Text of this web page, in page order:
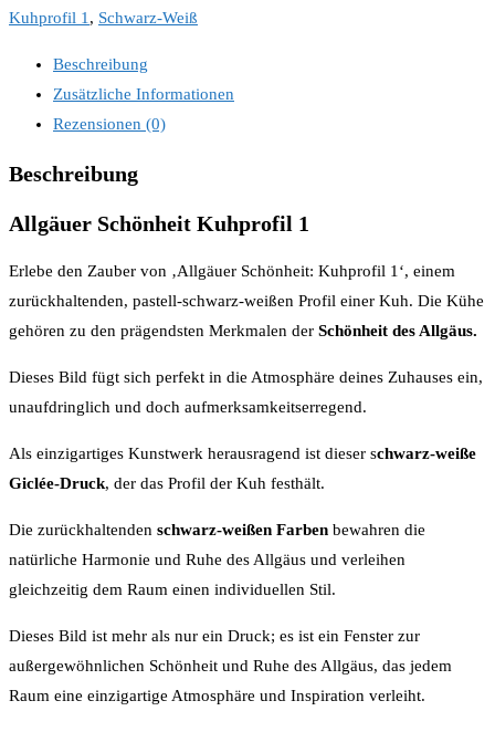
Kuhprofil 1, Schwarz-Weiß
Beschreibung
Zusätzliche Informationen
Rezensionen (0)
Beschreibung
Allgäuer Schönheit Kuhprofil 1
Erlebe den Zauber von ‚Allgäuer Schönheit: Kuhprofil 1‘, einem
zurückhaltenden, pastell-schwarz-weißen Profil einer Kuh. Die Kühe
gehören zu den prägendsten Merkmalen der Schönheit des Allgäus.
Dieses Bild fügt sich perfekt in die Atmosphäre deines Zuhauses ein,
unaufdringlich und doch aufmerksamkeitserregend.
Als einzigartiges Kunstwerk herausragend ist dieser schwarz-weiße
Giclée-Druck, der das Profil der Kuh festhält.
Die zurückhaltenden schwarz-weißen Farben bewahren die
natürliche Harmonie und Ruhe des Allgäus und verleihen
gleichzeitig dem Raum einen individuellen Stil.
Dieses Bild ist mehr als nur ein Druck; es ist ein Fenster zur
außergewöhnlichen Schönheit und Ruhe des Allgäus, das jedem
Raum eine einzigartige Atmosphäre und Inspiration verleiht.